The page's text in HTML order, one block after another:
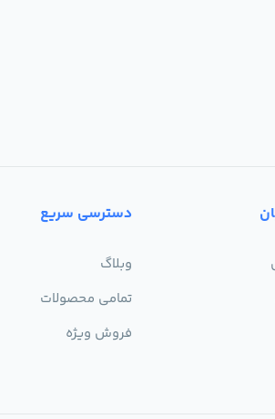
دسترسی سریع
وبلاگ
تمامی محصولات
فروش ویژه